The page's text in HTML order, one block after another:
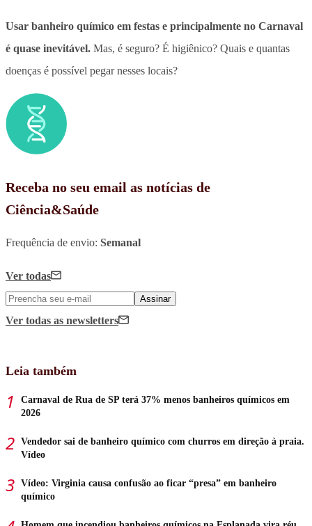
Usar banheiro químico em festas e principalmente no Carnaval
é quase inevitável. Mas, é seguro? É higiênico? Quais e quantas
doenças é possível pegar nesses locais?
Receba no seu email as notícias de
Ciência&Saúde
Frequência de envio: Semanal
Ver todas
Assinar
Ver todas as newsletters
Leia também
Carnaval de Rua de SP terá 37% menos banheiros químicos em
2026
Vendedor sai de banheiro químico com churros em direção à praia.
Vídeo
Vídeo: Virginia causa confusão ao ficar “presa” em banheiro
químico